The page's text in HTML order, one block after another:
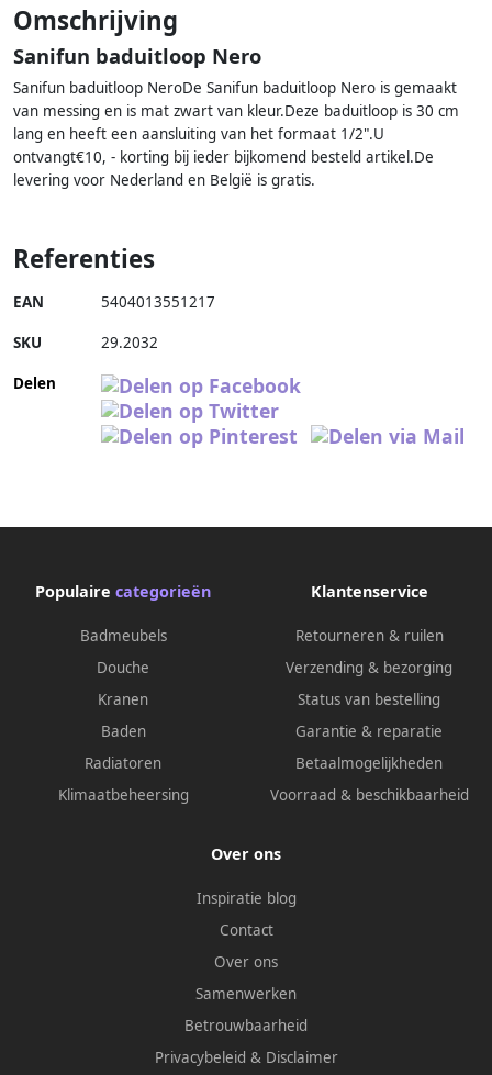
Omschrijving
Sanifun baduitloop Nero
Sanifun baduitloop NeroDe Sanifun baduitloop Nero is gemaakt
van messing en is mat zwart van kleur.Deze baduitloop is 30 cm
lang en heeft een aansluiting van het formaat 1/2".U
ontvangt€10, - korting bij ieder bijkomend besteld artikel.De
levering voor Nederland en België is gratis.
Referenties
EAN 5404013551217
SKU 29.2032
Delen
Populaire categorieën
Badmeubels
Douche
Kranen
Baden
Radiatoren
Klimaatbeheersing
Klantenservice
Retourneren & ruilen
Verzending & bezorging
Status van bestelling
Garantie & reparatie
Betaalmogelijkheden
Voorraad & beschikbaarheid
Over ons
Inspiratie blog
Contact
Over ons
Samenwerken
Betrouwbaarheid
Privacybeleid & Disclaimer